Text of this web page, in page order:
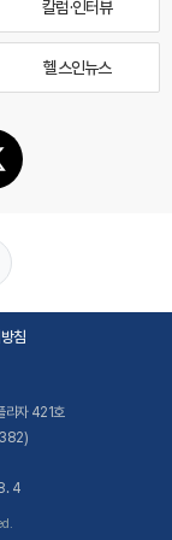
칼럼·인터뷰
헬스인뉴스
침
라자 421호
4